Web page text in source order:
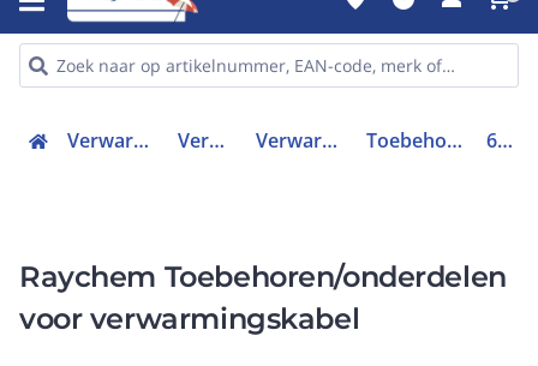
Verwarmen, Koelen en Ventileren Verwarmingssystemen Verwarmingskabels (accessoires) Toebehoren voor verwarmingskabel 616809-000
Raychem Toebehoren/onderdelen
voor verwarmingskabel